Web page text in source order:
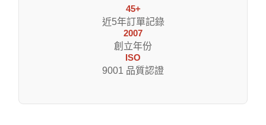
45+
近5年訂單記錄
2007
創立年份
ISO
9001 品質認證